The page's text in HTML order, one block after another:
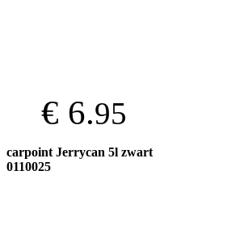
€ 6.95
carpoint Jerrycan 5l zwart
0110025